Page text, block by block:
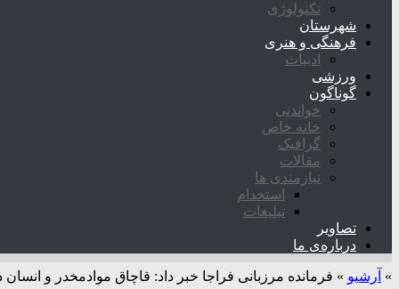
تکنولوژی
شهرستان
فرهنگی و هنری
ادبیات
ورزشی
گوناگون
خواندنی
خانه خاص
گرافیک
مقالات
نیازمندی ها
استخدام
تبلیغات
تصاویر
درباره‌ی ما
» آرشیو » فرمانده مرزبانی فراجا خبر داد: قاچاق موادمخدر و